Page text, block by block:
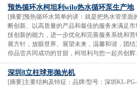
预热循环水柯坦利wilo热水循环泵生产地
[摘要]预热循环水简单的讲：就是把热水管里
断创新、以高质量的产品和最佳的服务来满足
技创新的能力，进一步优化和完善服务系统和
展方针，放眼世界、展望未来，温馨和谐，团
你品尝共同成功的甘甜，柯坦利与您一起共创辉
深圳8立柱球形抛光机
[摘要]主要结构及特征：品牌/型号：深圳KL-